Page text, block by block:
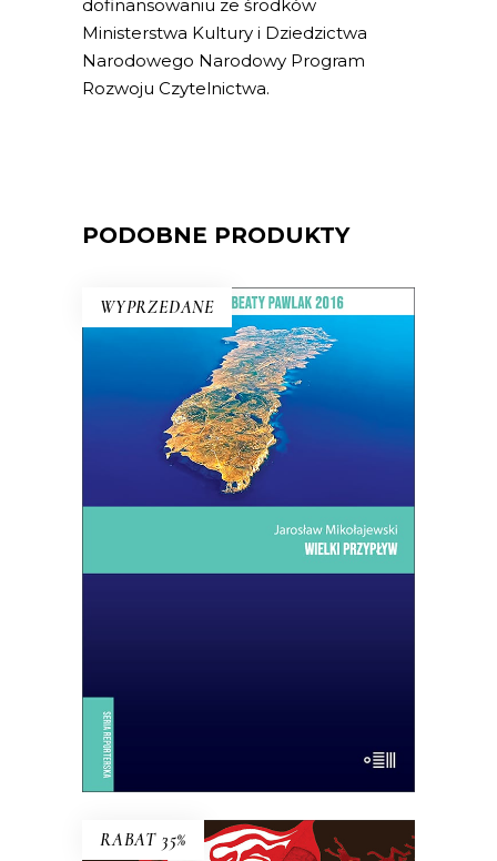
dofinansowaniu ze środków
Ministerstwa Kultury i Dziedzictwa
Narodowego Narodowy Program
Rozwoju Czytelnictwa.
PODOBNE PRODUKTY
WYPRZEDANE
WIELKI PRZYPŁYW
Mikołajewski z czułością i delikatnością
kreśli reporterski portret wyspy –
przedsionka Ziemi Obiecanej
uchodźców. Lampedusa jest kroplą:
skupiają się w niej jak w soczewce
RABAT 35%